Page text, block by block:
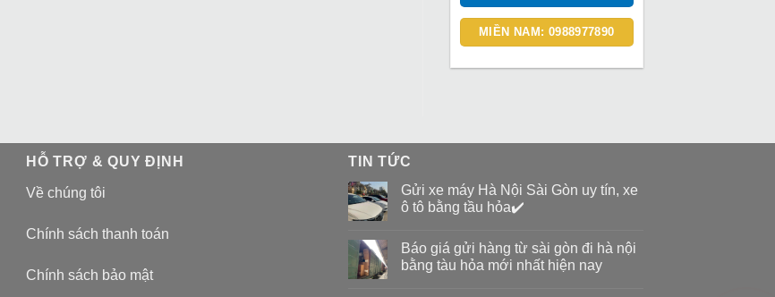
MIỀN NAM: 0988977890
HỖ TRỢ & QUY ĐỊNH
Về chúng tôi
Chính sách thanh toán
Chính sách bảo mật
TIN TỨC
Gửi xe máy Hà Nội Sài Gòn uy tín, xe
ô tô bằng tầu hỏa✔️
Báo giá gửi hàng từ sài gòn đi hà nội
bằng tàu hỏa mới nhất hiện nay